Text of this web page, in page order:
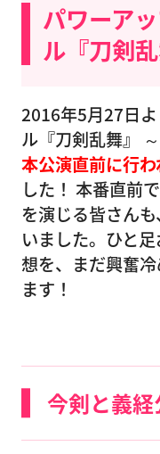
パワーア
ル『刀剣乱
2016年5月27日
ル『刀剣乱舞』
本公演直前に行
した！ 本番直前
を演じる皆さん
いました。ひと
想を、まだ興奮
ます！
今剣と義